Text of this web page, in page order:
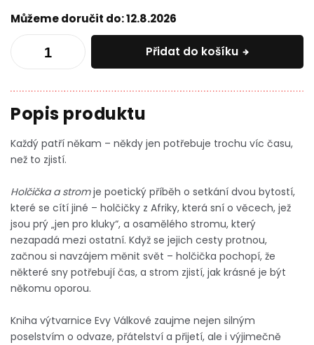
Můžeme doručit do:12.8.2026
Přidat do košíku
Každý patří někam – někdy jen potřebuje trochu víc času,
než to zjistí.
Holčička a stromje poetický příběh o setkání dvou bytostí,
které se cítí jiné – holčičky z Afriky, která sní o věcech, jež
jsou prý „jen pro kluky“, a osamělého stromu, který
nezapadá mezi ostatní. Když se jejich cesty protnou,
začnou si navzájem měnit svět – holčička pochopí, že
některé sny potřebují čas, a strom zjistí, jak krásné je být
někomu oporou.
Kniha výtvarnice Evy Válkové zaujme nejen silným
poselstvím o odvaze, přátelství a přijetí, ale i výjimečně